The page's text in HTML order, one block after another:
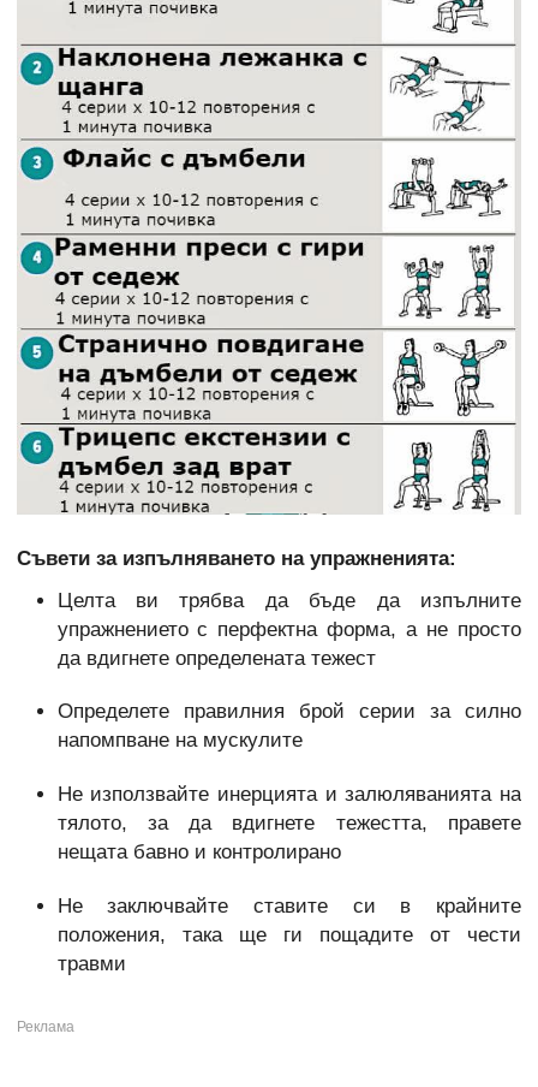
Съвети за изпълняването на упражненията:
Целта ви трябва да бъде да изпълните
упражнението с перфектна форма, а не просто
да вдигнете определената тежест
Определете правилния брой серии за силно
напомпване на мускулите
Не използвайте инерцията и залюляванията на
тялото, за да вдигнете тежестта, правете
нещата бавно и контролирано
Не заключвайте ставите си в крайните
положения, така ще ги пощадите от чести
травми